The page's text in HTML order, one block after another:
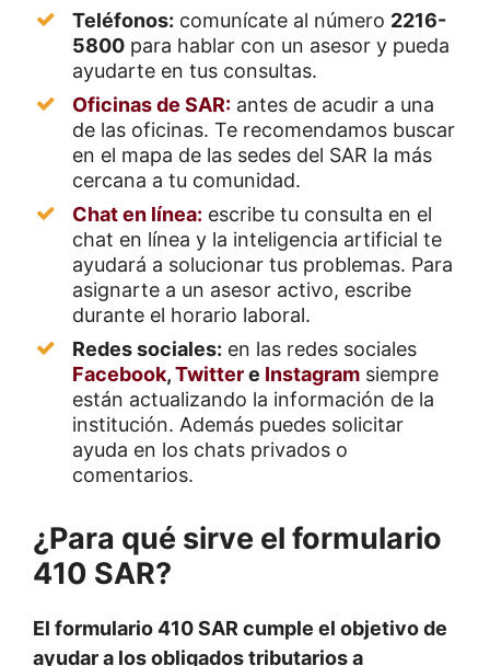
Teléfonos: comunícate al número 2216-
5800 para hablar con un asesor y pueda
ayudarte en tus consultas.
Oficinas de SAR: antes de acudir a una
de las oficinas. Te recomendamos buscar
en el mapa de las sedes del SAR la más
cercana a tu comunidad.
Chat en línea: escribe tu consulta en el
chat en línea y la inteligencia artificial te
ayudará a solucionar tus problemas. Para
asignarte a un asesor activo, escribe
durante el horario laboral.
Redes sociales: en las redes sociales
Facebook,Twittere Instagram siempre
están actualizando la información de la
institución. Además puedes solicitar
ayuda en los chats privados o
comentarios.
¿Para qué sirve el formulario
410 SAR?
El formulario 410 SAR cumple el objetivo de
ayudar a los obligados tributarios a